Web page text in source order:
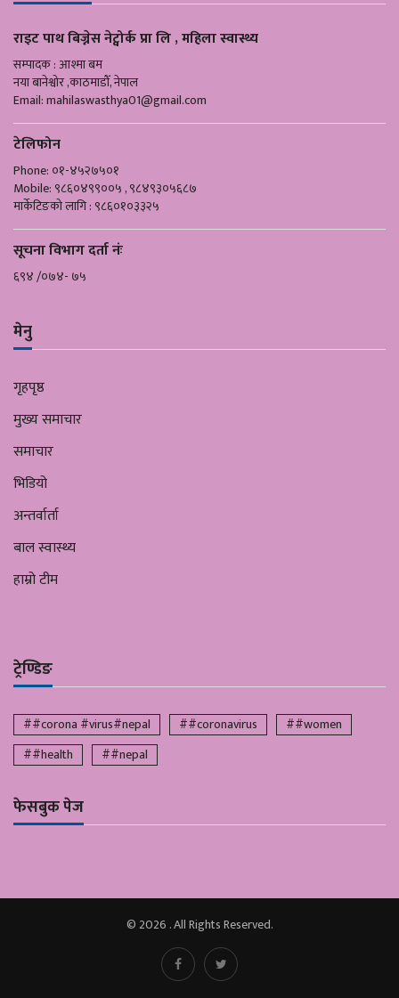
राइट पाथ बिज्नेस नेट्वोर्क प्रा लि , महिला स्वास्थ्य
सम्पादक : आश्मा बम
नया बानेश्वोर ,काठमाडौँ, नेपाल
Email:mahilaswasthya01@gmail.com
टेलिफोन
Phone: ०१-४५२७५०१
Mobile: ९८६०४९९००५ , ९८४९३०५६८७
मार्केटिङको लागि : ९८६०१०३३२५
सूचना विभाग दर्ता नंः
६९४ /०७४- ७५
मेनु
गृहपृष्ठ
मुख्य समाचार
समाचार
भिडियो
अन्तर्वार्ता
बाल स्वास्थ्य
हाम्रो टीम
ट्रेण्डिङ
##corona #virus#nepal ##coronavirus
##women
##health
##nepal
फेसबुक पेज
© 2026 . All Rights Reserved.